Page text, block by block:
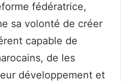
fédératrice,
sa volonté de créer
capable de
de les
développement et